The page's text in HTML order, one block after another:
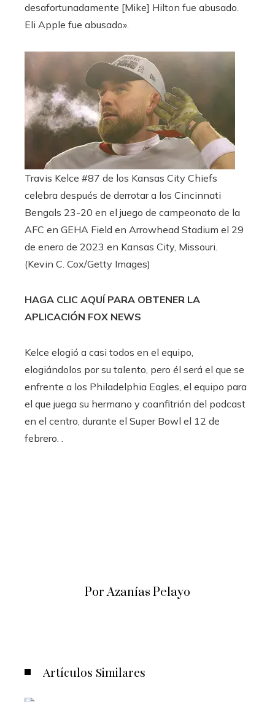
desafortunadamente [Mike] Hilton fue abusado.
Eli Apple fue abusado».
Travis Kelce #87 de los Kansas City Chiefs
celebra después de derrotar a los Cincinnati
Bengals 23-20 en el juego de campeonato de la
AFC en GEHA Field en Arrowhead Stadium el 29
de enero de 2023 en Kansas City, Missouri.
(Kevin C. Cox/Getty Images)
HAGA CLIC AQUÍ PARA OBTENER LA
APLICACIÓN FOX NEWS
Kelce elogió a casi todos en el equipo,
elogiándolos por su talento, pero él será el que se
enfrente a los Philadelphia Eagles, el equipo para
el que juega su hermano y coanfitrión del podcast
en el centro, durante el Super Bowl el 12 de
febrero. .
Por Azanías Pelayo
Artículos Similares